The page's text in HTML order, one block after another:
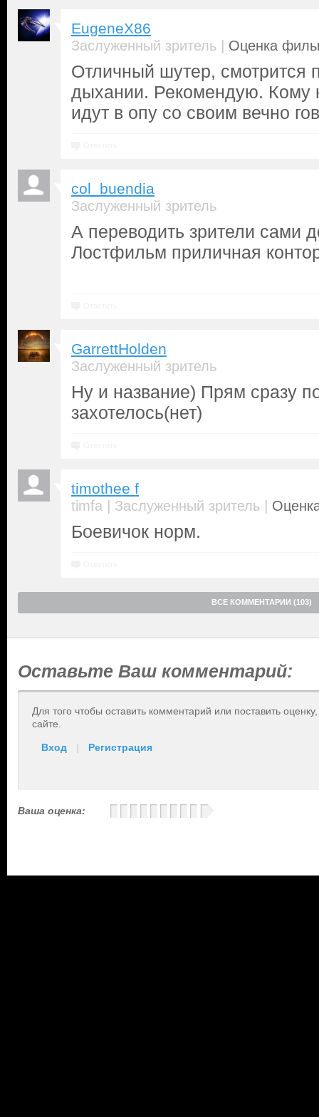
EugeneX86
Заслуженный зритель | Оценка
Отличный шутер, смотрится
дыхании. Рекомендую. Кому
идут в опу со своим вечно
col_buendia
Заслуженный зритель
А переводить зрители сами
Лостфильм приличная
GarrettHolden
Заслуженный зритель
Ну и название) Прям сразу
захотелось(нет)
timothee f
timfa | Заслуженный зритель |
Боевичок норм.
ВСЕ КОММЕНТАРИИ (103)
Оставьте Ваш комментарий:
Для того чтобы оставить комментарий или поставить
сайте.
Вход | Регистрация
Ваша оценка: